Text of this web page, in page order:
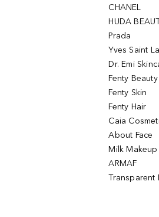
CHANEL
HUDA
Prada
Yves Saint
Dr. Emi
Fenty Beauty
Fenty Skin
Fenty Hair
Caia
About Face
Milk Makeup
ARMAF
Transparent